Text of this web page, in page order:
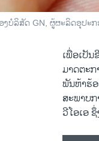
ງບໍລິສັດ GN, ຜູ້ຜະລິດອຸປະ
ເພື່ອເປັ
ມາດຕະ
ພັນຫ້າຮ້
ສະພາບ
ວີໂອເອ